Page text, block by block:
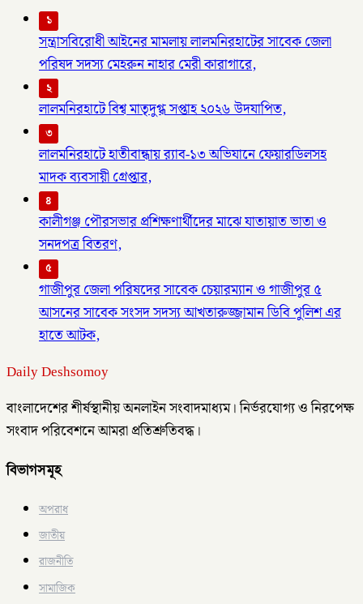
১
সন্ত্রাসবিরোধী আইনের মামলায় লালমনিরহাটের সাবেক জেলা
পরিষদ সদস্য মেহরুন নাহার মেরী কারাগারে,
২
লালমনিরহাটে বিশ্ব মাতৃদুগ্ধ সপ্তাহ ২০২৬ উদযাপিত,
৩
লালমনিরহাটে হাতীবান্ধায় র‌্যাব-১৩ অভিযানে ফেয়ারডিলসহ
মাদক ব্যবসায়ী গ্রেপ্তার,
৪
কালীগঞ্জ পৌরসভার প্রশিক্ষণার্থীদের মাঝে যাতায়াত ভাতা ও
সনদপত্র বিতরণ,
৫
গাজীপুর জেলা পরিষদের সাবেক চেয়ারম্যান ও গাজীপুর ৫
আসনের সাবেক সংসদ সদস্য আখতারুজ্জামান ডিবি পুলিশ এর
হাতে আটক,
Daily Deshsomoy
বাংলাদেশের শীর্ষস্থানীয় অনলাইন সংবাদমাধ্যম। নির্ভরযোগ্য ও নিরপেক্ষ
সংবাদ পরিবেশনে আমরা প্রতিশ্রুতিবদ্ধ।
বিভাগসমূহ
অপরাধ
জাতীয়
রাজনীতি
সামাজিক